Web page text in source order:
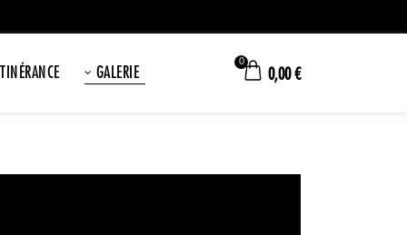
GALERIE
0
0,00€